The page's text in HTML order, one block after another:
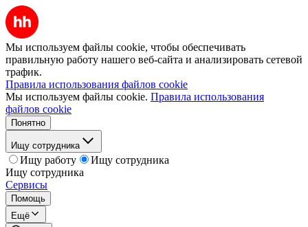
Мы используем файлы cookie, чтобы обеспечивать
правильную работу нашего веб-сайта и анализировать сетевой
трафик.
Правила использования файлов cookie
Мы используем файлы cookie. Правила использования
файлов cookie
Понятно
Ищу сотрудника
Ищу работу
Ищу сотрудника
Ищу сотрудника
Сервисы
Помощь
Ещё